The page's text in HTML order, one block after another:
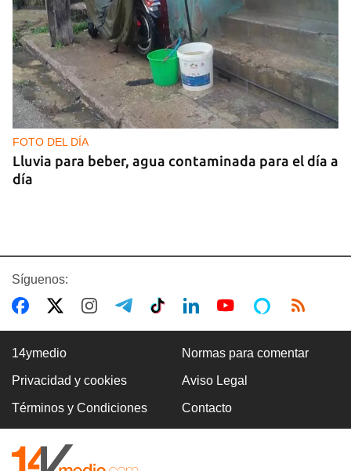
FOTO DEL DÍA
Lluvia para beber, agua contaminada para el día a
día
COMERCIO
La Cuevita, el verdadero mercado mayorista de
Cuba, abastece la economía nacional
Síguenos:
14ymedio Normas para comentar
Privacidad y cookies Aviso Legal
Términos y Condiciones Contacto